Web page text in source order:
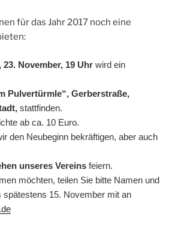
für das Jahr 2017 noch eine
November, 19 Uhr wird ein
Pulvertürmle“, Gerberstraße,
stattfinden.
ab ca. 10 Euro.
den Neubeginn bekräftigen, aber auch
unseres Vereins feiern.
möchten, teilen Sie bitte Namen und
spätestens 15. November mit an